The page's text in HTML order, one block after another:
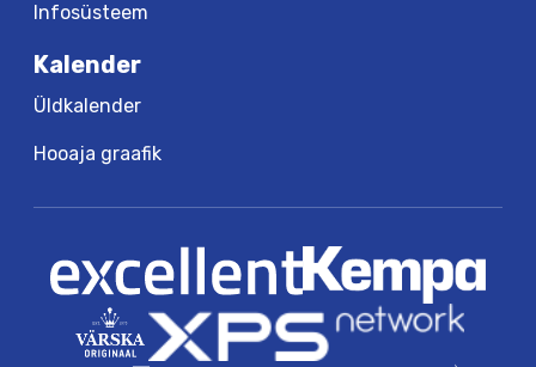
Infosüsteem
Kalender
Üldkalender
Hooaja graafik